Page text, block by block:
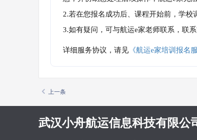
2.若在您报名成功后、课程开始前，学
3.如有疑问，可与航运e家老师联系，联
详细服务协议，请见 《航运e家培训报名
上一条
武汉小舟航运信息科技有限公